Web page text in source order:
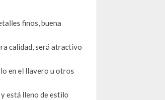
finos, buena
calidad, será atractivo
en el llavero u otros
está lleno de estilo